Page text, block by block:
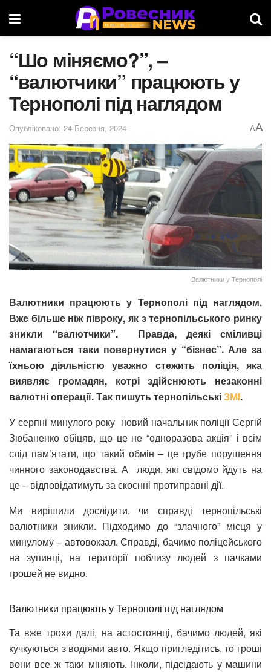
“Шо міняємо?”, –
“валютчики” працюють у
Тернополі під наглядом
Опубліковано: 24 Березня, 2024 AA
Валютники у Тернополі
Валютники працюють у Тернополі під наглядом.
Вже більше ніж півроку, як з тернопільського ринку
зникли “валютчики”. Правда, деякі сміливці
намагаються таки повернутися у “бізнес”. Але за
їхньою діяльністю уважно стежить поліція, яка
виявляє громадян, котрі здійснюють незаконні
валютні операції. Так пишуть тернопільськіЗМІ.
У серпні минулого року новий начальник поліції Сергій
Зюбаненко обіцяв, що це не “одноразова акція” і всім
слід пам’ятати, що такий обмін – це грубе порушення
чинного законодавства. А люди, які свідомо йдуть на
це – відповідатимуть за скоєнні протиправні дії.
Ми вирішили дослідити, чи справді тернопільські
валютники зникли. Підходимо до “злачного” місця у
минулому – автовокзал. Справді, бачимо поліцейського
на зупинці, на території поблизу людей з пачками
грошей не видно.
Валютники працюють у Тернополі під наглядом
Та вже трохи далі, на астостоянці, бачимо людей, які
кучкуються з водіями авто. Якщо пригледітись, то гроші
вони все ж таки міняють. Інколи, підсідають у машини